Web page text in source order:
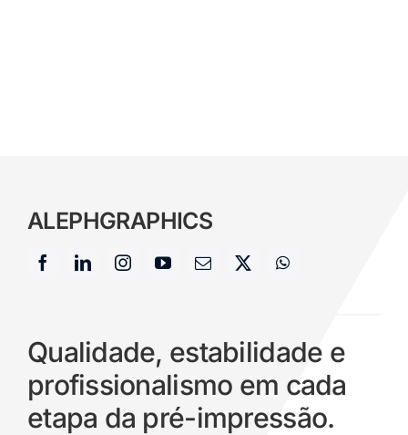
ALEPHGRAPHICS
Qualidade, estabilidade e
profissionalismo em cada
etapa da pré-impressão.